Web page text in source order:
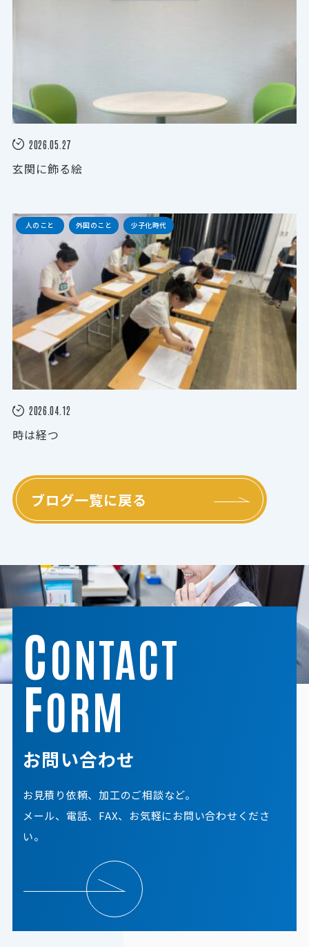
2026.05.27
玄関に飾る絵
2026.04.12
時は経つ
人のこと 外国のこと 少子化時代
ブログ一覧に戻る
CONTACT
FORM
お問い合わせ
お見積り依頼、加工のご相談など。
メール、電話、FAX、お気軽にお問い合わせくださ
い。